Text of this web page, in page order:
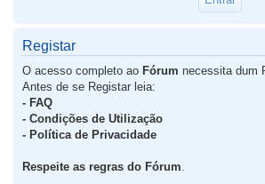
Registar
O acesso completo ao Fórum necessita dum
Antes de se Registar leia:
- FAQ
- Condições de Utilização
- Política de Privacidade
Respeite as regras do Fórum